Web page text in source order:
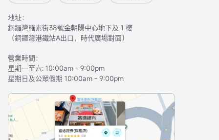
地址：
銅鑼灣羅素街38號金朝陽中心地下及 1 樓
（銅鑼灣港鐵站A出口，時代廣場對面）
營業時間：
星期一至六: 10:00am - 9:00pm
星期日及公眾假期 10:00am - 9:00pm